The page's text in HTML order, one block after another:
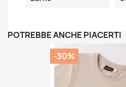
POTREBBE ANCHE PIACERTI
-30%